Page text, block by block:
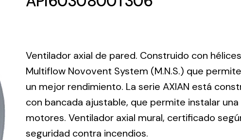
incorporation of
Novovent into
the group
meant a greater
offer of
Solar lighting
Variety of solar
solutions for all
kinds of needs.
Ventilador axial de pared. Construido con
Multiflow Novovent System (M.N.S.) que
un mejor rendimiento. La serie AXIAN está
con bancada ajustable, que permite instalar
motores. Ventilador axial mural, certificado
seguridad contra incendios.